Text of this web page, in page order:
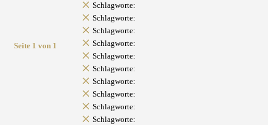
Seite 1 von 1
Schlagworte:
Schlagworte:
Schlagworte:
Schlagworte:
Schlagworte:
Schlagworte:
Schlagworte:
Schlagworte:
Schlagworte:
Schlagworte: